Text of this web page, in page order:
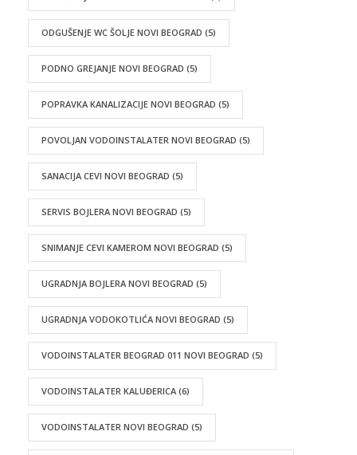
ODGUŠENJE WC ŠOLJE NOVI BEOGRAD (5)
PODNO GREJANJE NOVI BEOGRAD (5)
POPRAVKA KANALIZACIJE NOVI BEOGRAD (5)
POVOLJAN VODOINSTALATER NOVI BEOGRAD (5)
SANACIJA CEVI NOVI BEOGRAD (5)
SERVIS BOJLERA NOVI BEOGRAD (5)
SNIMANJE CEVI KAMEROM NOVI BEOGRAD (5)
UGRADNJA BOJLERA NOVI BEOGRAD (5)
UGRADNJA VODOKOTLIĆA NOVI BEOGRAD (5)
VODOINSTALATER BEOGRAD 011 NOVI BEOGRAD (5)
VODOINSTALATER KALUĐERICA (6)
VODOINSTALATER NOVI BEOGRAD (5)